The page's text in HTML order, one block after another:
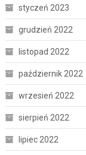
styczeń 2023
grudzień 2022
listopad 2022
październik 2022
wrzesień 2022
sierpień 2022
lipiec 2022